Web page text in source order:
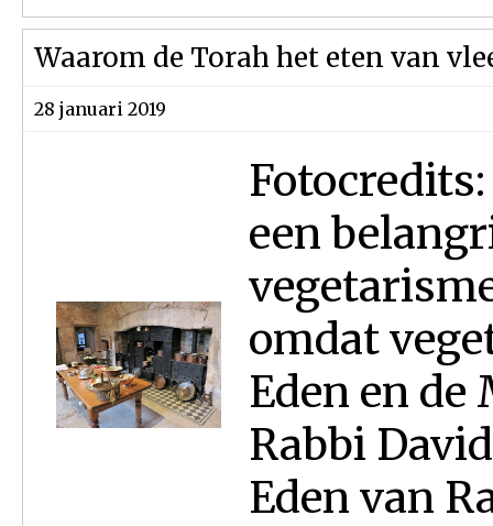
Waarom de Torah het eten van
28 januari 2019
een
omdat
Eden en
Rabbi
Eden van